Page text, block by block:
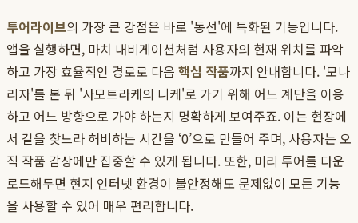
투어라이브의 가장 큰 강점은 바로 '동선'에 특화된 기능입니다.
앱을 실행하면, 마치 내비게이션처럼 사용자의 현재 위치를 파악
하고 가장 효율적인 경로로 다음 핵심 작품까지 안내합니다. '모나
리자'를 본 뒤 '사모트라케의 니케'로 가기 위해 어느 계단을 이용
하고 어느 방향으로 가야 하는지 명확하게 보여주죠. 이는 현장에
서 길을 찾느라 허비하는 시간을 ‘0’으로 만들어 주며, 사용자는 오
직 작품 감상에만 집중할 수 있게 됩니다. 또한, 미리 투어를 다운
로드해두면 현지 인터넷 환경이 불안정해도 문제없이 모든 기능
을 사용할 수 있어 매우 편리합니다.